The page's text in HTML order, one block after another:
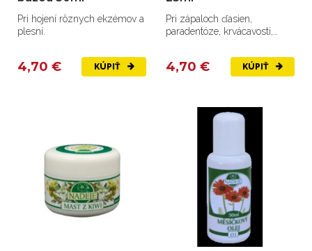
Pri hojení rôznych ekzémov a
plesní.
4,70 € KÚPIŤ
Pri zápaloch ďasien,
paradentóze, krvácavosti,
4,70 € KÚPIŤ